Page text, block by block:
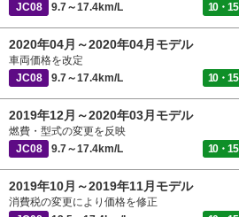
JC08
9.7～17.4km/L 10・15
2020年04月～2020年04月モデル
車両価格を改定
JC08
9.7～17.4km/L 10・15
2019年12月～2020年03月モデル
燃費・型式の変更を反映
JC08
9.7～17.4km/L 10・15
2019年10月～2019年11月モデル
消費税の変更により価格を修正